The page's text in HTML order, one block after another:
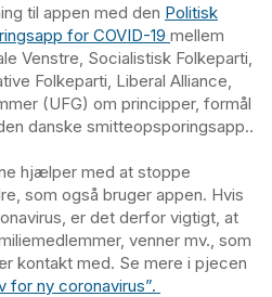
til appen med den Politisk
for COVID-19 mellem
Venstre, Socialistisk Folkeparti,
Folkeparti, Liberal Alliance,
(UFG) om principper, formål
danske smitteopsporingsapp..
hjælper med at stoppe
som også bruger appen. Hvis
er det derfor vigtigt, at
venner mv., som
kontakt med. Se mere i pjecen
for ny coronavirus”.